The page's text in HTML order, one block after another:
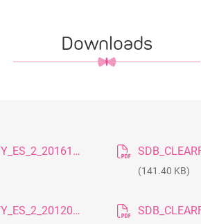
Downloads
SDB_CLEARFIL_MAJESTY_ES_2_20161114_DE
(141.40 KB)
SDB_CLEARFIL_MAJESTY_ES_2_20120921_DE